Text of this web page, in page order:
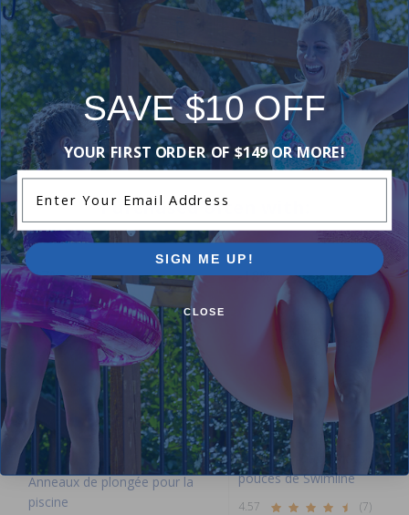
Be the first one to leave a review!
Add Review
Purchased often with:
-17%
Anneaux de plongée pour la
piscine
-18%
Ballon de Plage Classique 36
pouces de Swimline
4.57 (7)
SAVE $10 OFF
YOUR FIRST ORDER OF $149 OR MORE!
SIGN ME UP!
CLOSE